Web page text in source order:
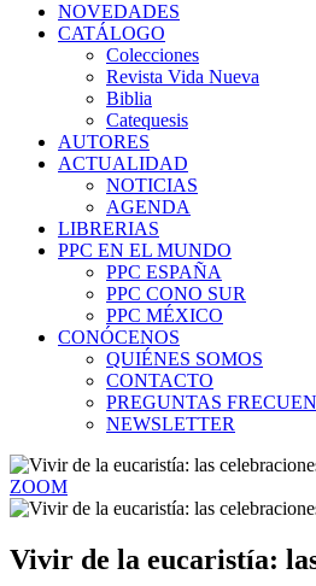
NOVEDADES
CATÁLOGO
Colecciones
Revista Vida Nueva
Biblia
Catequesis
AUTORES
ACTUALIDAD
NOTICIAS
AGENDA
LIBRERIAS
PPC EN EL MUNDO
PPC ESPAÑA
PPC CONO SUR
PPC MÉXICO
CONÓCENOS
QUIÉNES SOMOS
CONTACTO
PREGUNTAS
NEWSLETTER
ZOOM
Vivir de la eucaristía: